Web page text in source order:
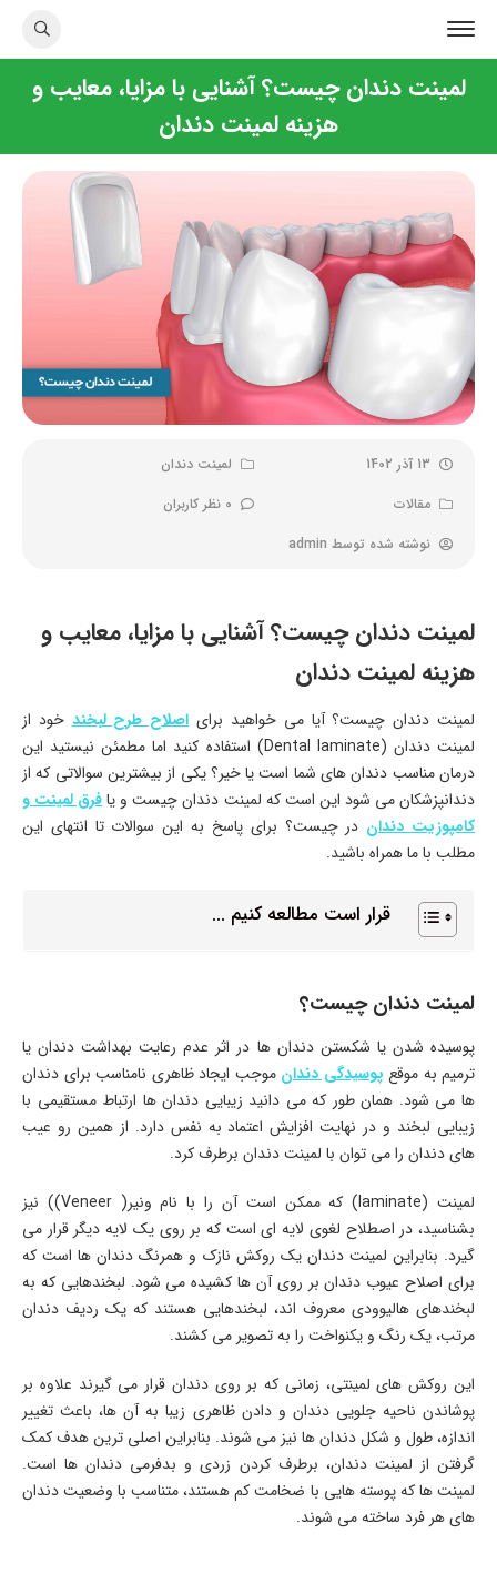
لمینت دندان چیست؟ آشنایی با مزایا، معایب و
هزینه لمینت دندان
13 آذر 1402
لمینت دندان
مقالات
0 نظر کاربران
نوشته شده توسط admin
لمینت دندان چیست؟ آشنایی با مزایا، معایب و
هزینه لمینت دندان
لمینت دندان چیست؟ آیا می‌ خواهید برایاصلاح طرح لبخندخود از
لمینت دندان (Dental laminate) استفاده کنید اما مطمئن نیستید این
درمان مناسب دندان‌ های شما است یا خیر؟ یکی از بیشترین سوالاتی که از
دندانپزشکان می‌ شود این است که لمینت دندان چیست و یافرق لمینت و
کامپوزیت دندان در چیست؟ برای پاسخ به این سوالات تا انتهای این
مطلب با ما همراه باشید.
قرار است مطالعه کنیم ...
لمینت دندان چیست؟
پوسیده شدن یا شکستن دندان‌ ها در اثر عدم رعایت بهداشت دندان یا
ترمیم به موقع پوسیدگی‌ دندان موجب ایجاد ظاهری نامناسب برای دندان‌
ها می‌ شود. همان‌ طور که می‌ دانید زیبایی دندان‌ ها ارتباط مستقیمی با
زیبایی لبخند و در نهایت افزایش اعتماد به نفس دارد. از همین‌ رو عیب‌
های دندان را می‌ توان با لمینت دندان برطرف کرد.
لمینت (laminate) که ممکن است آن را با نام ونیر( Veneer)) نیز
بشناسید، در اصطلاح لغوی لایه‌ ای است که بر روی یک لایه دیگر قرار می‌
گیرد. بنابراین لمینت دندان یک روکش نازک و همرنگ دندان‌ ها است که
برای اصلاح عیوب دندان بر روی آن‌ ها کشیده می‌ شود. لبخندهایی که به
لبخندهای هالیوودی معروف اند، لبخندهایی هستند که یک ردیف دندان
مرتب، یک رنگ و یکنواخت را به تصویر می‌ کشند.
این روکش‌ های لمینتی، زمانی که بر روی دندان قرار می‌ گیرند علاوه بر
پوشاندن ناحیه جلویی دندان و دادن ظاهری زیبا به آن‌ ها، باعث تغییر
اندازه، طول و شکل دندان‌ ها نیز می‌ شوند. بنابراین اصلی‌ ترین هدف کمک
گرفتن از لمینت دندان، برطرف کردن زردی و بدفرمی دندان‌ ها است.
لمینت‌ ها که پوسته‌ هایی با ضخامت کم هستند، متناسب با وضعیت دندان‌
های هر فرد ساخته می‌ شوند.